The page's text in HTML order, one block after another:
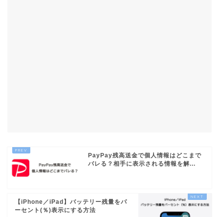
PayPay残高送金で個人情報はどこまで
バレる？相手に表示される情報を解...
【iPhone／iPad】バッテリー残量をパ
ーセント(％)表示にする方法